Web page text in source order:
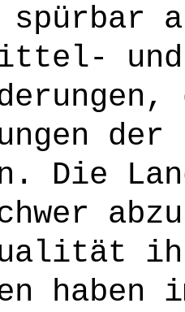
spürbar
Die
haben